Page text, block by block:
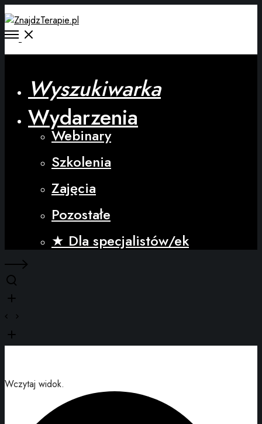
Wyszukiwarka
Wydarzenia
Webinary
Szkolenia
Zajęcia
Pozostałe
★ Dla specjalistów/ek
Wczytaj widok.